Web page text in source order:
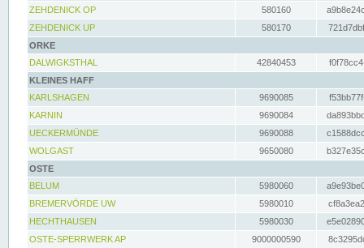
ZEHDENICK OP
580160
ZEHDENICK UP
580170
ORKE
DALWIGKSTHAL
42840453
KLEINES HAFF
KARLSHAGEN
9690085
KARNIN
9690084
UECKERMÜNDE
9690088
WOLGAST
9650080
OSTE
BELUM
5980060
BREMERVÖRDE UW
5980010
HECHTHAUSEN
5980030
OSTE-SPERRWERK AP
9000000590